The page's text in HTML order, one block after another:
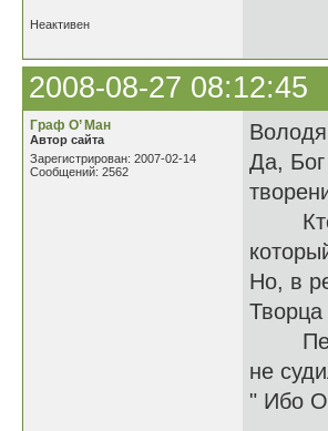
Неактивен
2008-08-27 08:12:45
Граф О’ Ман
Автор сайта
Зарегистрирован: 2007-02-14
Сообщений: 2562
Да,
Кто
Но, в
Творца
не
" Ибо